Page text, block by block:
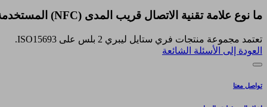
ما نوع علامة تقنية الاتصال قريب المدى (NFC) المستخدمة لنظام فري ستايل ليبري 2 بلس؟
تعتمد مجموعة منتجات فري ستايل ليبري 2 بلس على ISO15693.
العودة إلى الأسئلة الشائعة
تواصل معنا